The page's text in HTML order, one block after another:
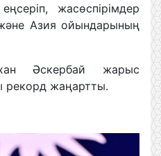
жасөспірімдер
Азия ойындарының
Әскербай жарыс
рекорд жаңартты.